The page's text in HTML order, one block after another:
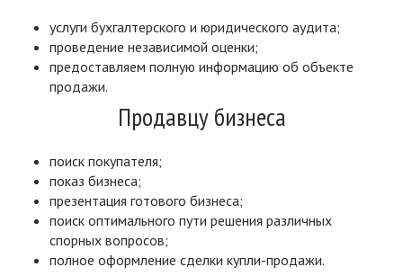
услуги бухгалтерского и юридического аудита;
проведение независимой оценки;
предоставляем полную информацию об объекте
продажи.
Продавцу бизнеса
поиск покупателя;
показ бизнеса;
презентация готового бизнеса;
поиск оптимального пути решения различных
спорных вопросов;
полное оформление сделки купли-продажи.